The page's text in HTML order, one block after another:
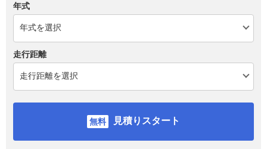
年式
走行距離
見積りスタート